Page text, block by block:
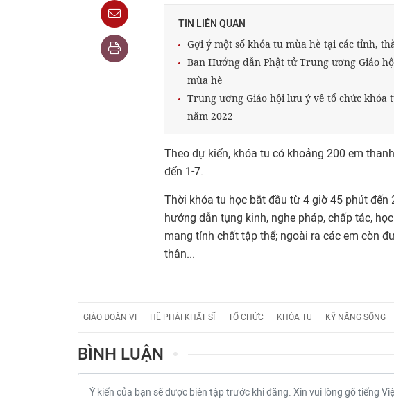
TIN LIÊN QUAN
Gợi ý một số khóa tu mùa hè tại các tỉnh,
Ban Hướng dẫn Phật tử Trung ương Giáo
mùa hè
Trung ương Giáo hội lưu ý về tổ chức
năm 2022
Theo dự kiến, khóa tu có khoảng 200 em
đến 1-7.
Thời khóa tu học bắt đầu từ 4 giờ 45 phút
hướng dẫn tụng kinh, nghe pháp, chấp tác,
mang tính chất tập thể; ngoài ra các em còn
thân...
GIÁO ĐOÀN VI HỆ PHÁI KHẤT SĨ TỔ CHỨC KHÓA TU KỸ NĂNG SỐNG
BÌNH LUẬN